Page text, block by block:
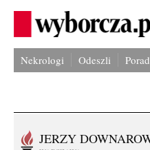
Nekrologi Odeszli
JERZY